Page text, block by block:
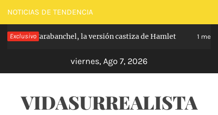
Saltar
al
contenido
NOTICIAS DE TENDENCIA
Exclusivo
de Carabanchel, la versión castiza de Hamlet 1 mes
viernes, Ago 7, 2026
VIDASURREALISTA